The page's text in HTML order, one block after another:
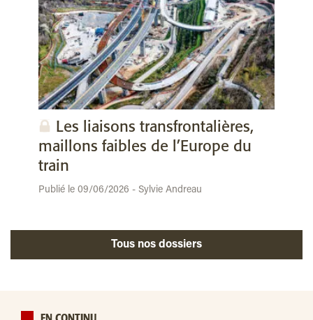
Les liaisons transfrontalières,
maillons faibles de l’Europe du
train
Publié le 09/06/2026 - Sylvie Andreau
Tous nos dossiers